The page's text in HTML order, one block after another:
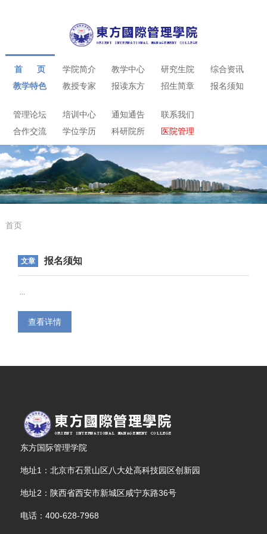
首 页
教学特色
学院简介
教授专家
教学中心
报读东方
研究生院
招生简章
综合资讯
报名须知
管理论坛
合作交流
培训中心
学位学历
通知通告
科研院所
联系我们
医院管理
首页
文章 报名须知
查看详情
东方国际管理学院
地址1：北京市石景山区八大处高科技园区创新园
地址2：陕西省西安市新城区咸宁东路36号
电话：400-628-7968